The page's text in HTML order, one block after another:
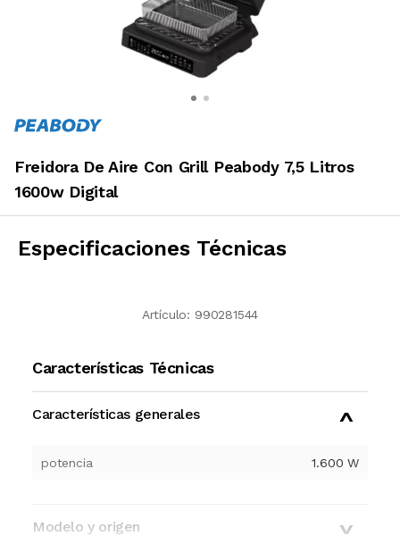
Freidora De Aire Con Grill Peabody 7,5 Litros
1600w Digital
Especificaciones Técnicas
Artículo: 990281544
Características Técnicas
Características generales
potencia 1.600 W
Modelo y origen